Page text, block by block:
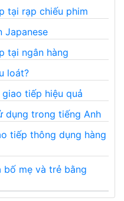
tại rạp chiếu phim
Japanese
tại ngân hàng
loát?
tiếp hiệu quả
dụng trong tiếng Anh
tiếp thông dụng hàng
bố mẹ và trẻ bằng